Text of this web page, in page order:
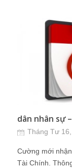
dân nhân sự
Tháng Tư
Cường mới
Tài Chính.